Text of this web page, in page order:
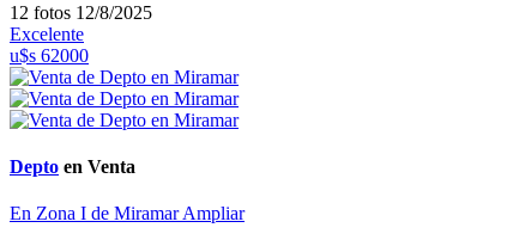
12 fotos 12/8/2025
Excelente
u$s 62000
Depto en Venta
En Zona I de MiramarAmpliar